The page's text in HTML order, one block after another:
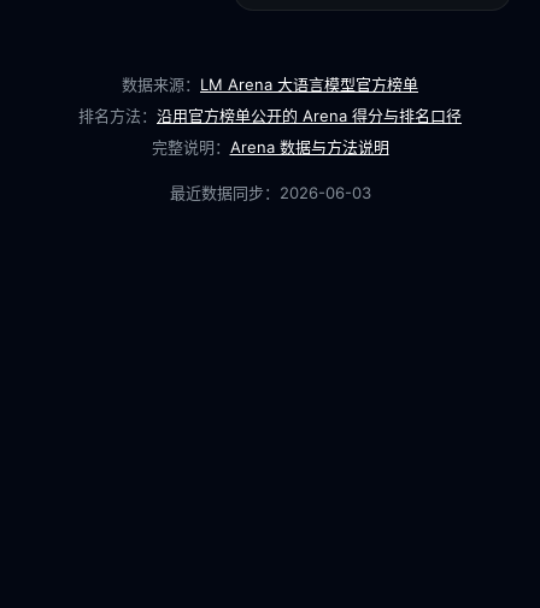
数据来源： LM Arena 大语言模型官方榜单
排名方法： 沿用官方榜单公开的 Arena 得分与排名口径
完整说明： Arena 数据与方法说明
最近数据同步： 2026-06-03